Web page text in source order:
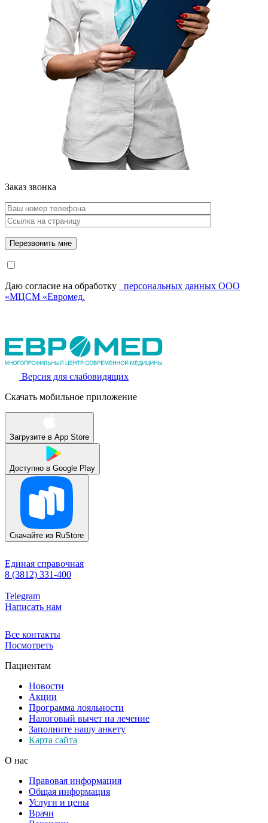
Заказ звонка
Даю согласие на обработку
персональных данных ООО
«МЦСМ «Евромед.
Версия для слабовидящих
Скачать мобильное приложение
Загрузите в App Store
Доступно в Google Play
Скачайте из RuStore
Единая справочная
8 (3812) 331-400
Telegram
Написать нам
Все контакты
Посмотреть
Пациентам
Новости
Акции
Программа лояльности
Налоговый вычет на лечение
Заполните нашу анкету
Карта сайта
О нас
Правовая информация
Общая информация
Услуги и цены
Врачи